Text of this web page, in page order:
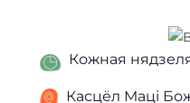
Кожная
Касцёл Маці